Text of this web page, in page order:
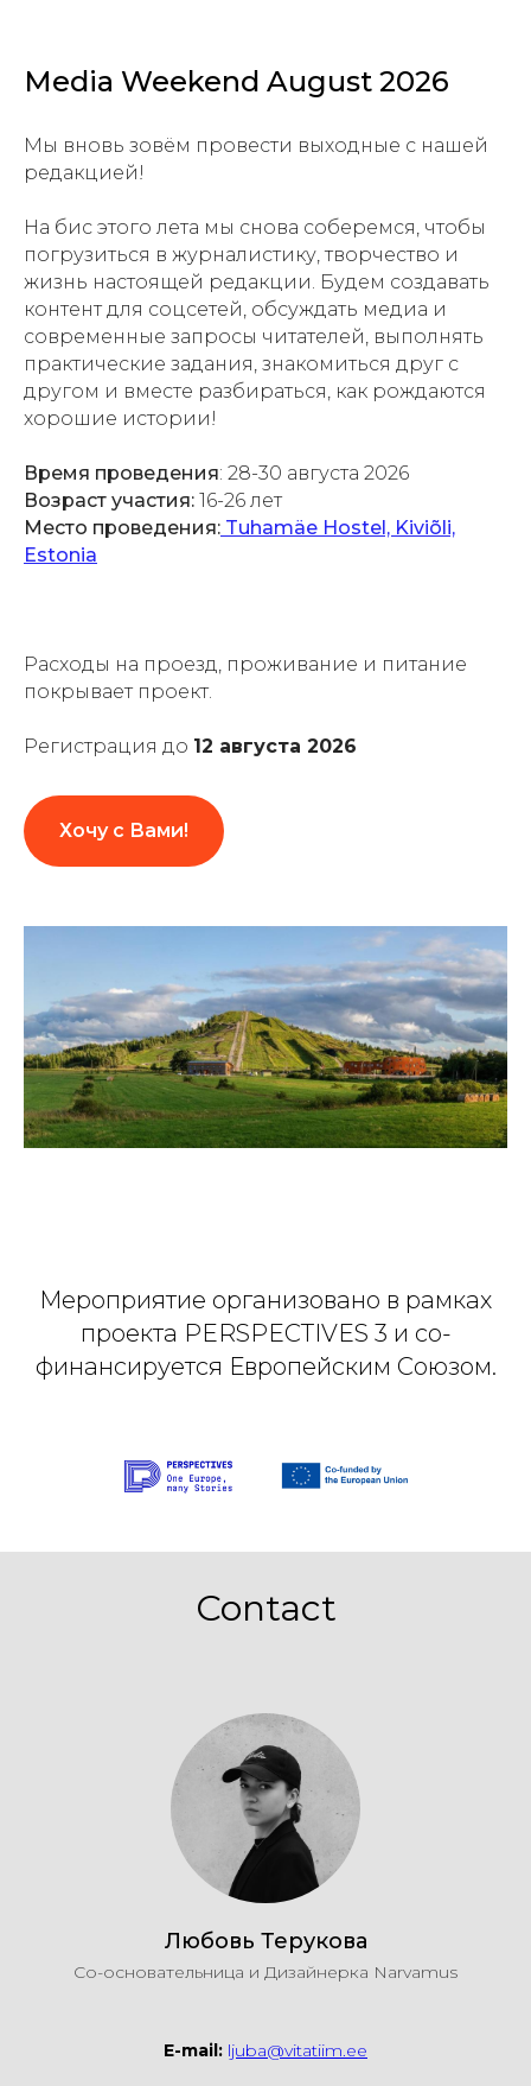
Media Weekend August 2026
Мы вновь зовём провести выходные с нашей
редакцией!
На бис этого лета мы снова соберемся, чтобы
погрузиться в журналистику, творчество и
жизнь настоящей редакции. Будем создавать
контент для соцсетей, обсуждать медиа и
современные запросы читателей, выполнять
практические задания, знакомиться друг с
другом и вместе разбираться, как рождаются
хорошие истории!
Время проведения: 28-30 августа 2026
Возраст участия: 16-26 лет
Место проведения: Tuhamäe Hostel, Kiviõli,
Estonia
Расходы на проезд, проживание и питание
покрывает проект.
Регистрация до 12 августа 2026
Хочу с Вами!
Мероприятие организовано в рамках
проекта PERSPECTIVES 3 и со-
финансируется Европейским Союзом.
Contact
Любовь Терукова
Со-основательница и Дизайнерка Narvamus
E-mail: ljuba@vitatiim.ee